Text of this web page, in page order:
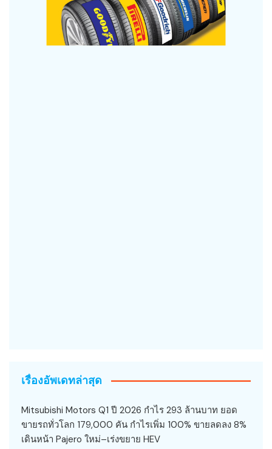
เรื่องอัพเดทล่าสุด
Mitsubishi Motors Q1 ปี 2026 กำไร 293 ล้านบาท ยอด
ขายรถทั่วโลก 179,000 คัน กำไรเพิ่ม 100% ขายลดลง 8%
เดินหน้า Pajero ใหม่–เร่งขยาย HEV